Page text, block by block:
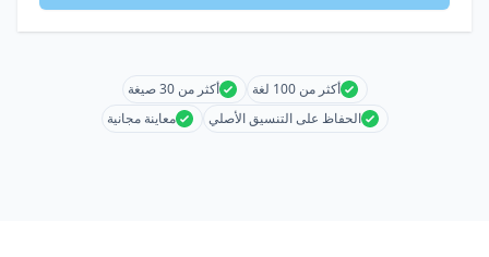
أكثر من 100 لغة
أكثر من 30 صيغة
الحفاظ على التنسيق الأصلي
معاينة مجانية